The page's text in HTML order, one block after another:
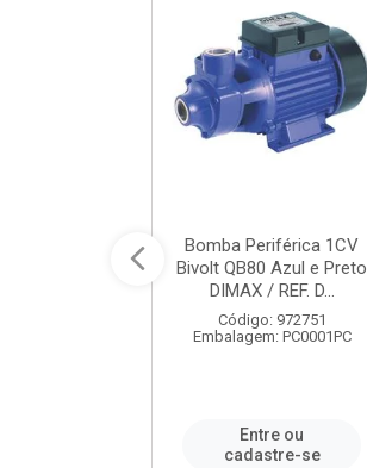
Bomba Periférica 1CV
Bivolt QB80 Azul e Preto
DIMAX / REF. D...
Código: 972751
Embalagem: PC0001PC
Entre ou
cadastre-se